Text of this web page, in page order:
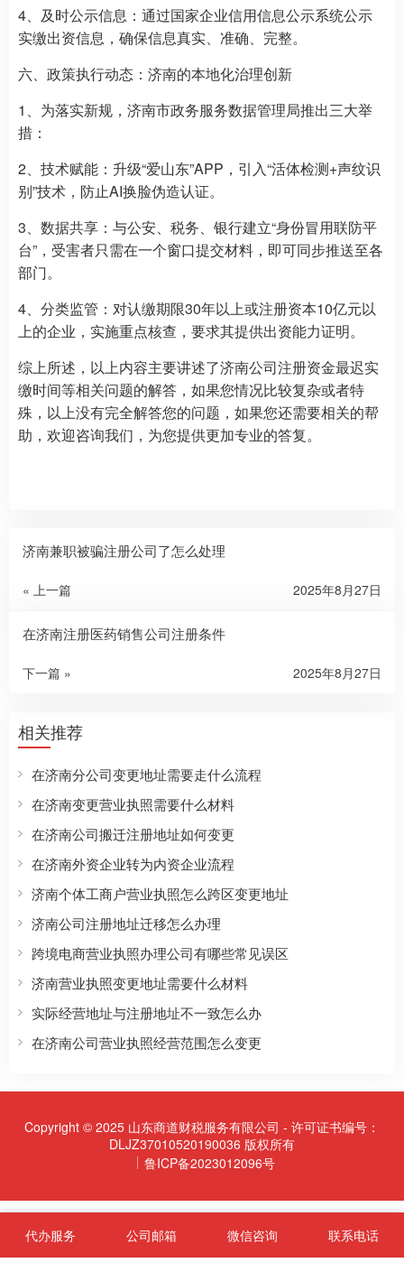
4、及时公示信息：通过国家企业信用信息公示系统公示
实缴出资信息，确保信息真实、准确、完整。
六、政策执行动态：济南的本地化治理创新
1、为落实新规，济南市政务服务数据管理局推出三大举
措：
2、技术赋能：升级“爱山东”APP，引入“活体检测+声纹识
别”技术，防止AI换脸伪造认证。
3、数据共享：与公安、税务、银行建立“身份冒用联防平
台”，受害者只需在一个窗口提交材料，即可同步推送至各
部门。
4、分类监管：对认缴期限30年以上或注册资本10亿元以
上的企业，实施重点核查，要求其提供出资能力证明。
综上所述，以上内容主要讲述了济南公司注册资金最迟实
缴时间等相关问题的解答，如果您情况比较复杂或者特
殊，以上没有完全解答您的问题，如果您还需要相关的帮
助，欢迎咨询我们，为您提供更加专业的答复。
济南兼职被骗注册公司了怎么处理
« 上一篇 2025年8月27日
在济南注册医药销售公司注册条件
下一篇 » 2025年8月27日
相关推荐
在济南分公司变更地址需要走什么流程
在济南变更营业执照需要什么材料
在济南公司搬迁注册地址如何变更
在济南外资企业转为内资企业流程
济南个体工商户营业执照怎么跨区变更地址
济南公司注册地址迁移怎么办理
跨境电商营业执照办理公司有哪些常见误区
济南营业执照变更地址需要什么材料
实际经营地址与注册地址不一致怎么办
在济南公司营业执照经营范围怎么变更
Copyright © 2025 山东商道财税服务有限公司 - 许可证书编号：
DLJZ37010520190036 版权所有
鲁ICP备2023012096号
代办服务 公司邮箱 微信咨询 联系电话